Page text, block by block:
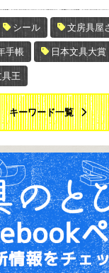
シール 文房具屋
手帳 日本文具大賞
具王
キーワード一覧